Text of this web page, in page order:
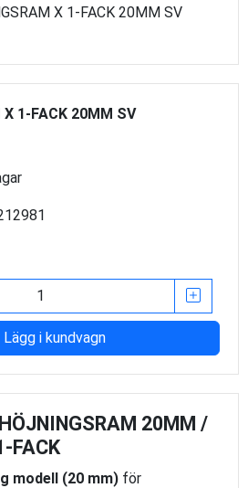
X 1-FACK 20MM SV
Lägg i kundvagn
20MM /
FACK
modell (20 mm) för